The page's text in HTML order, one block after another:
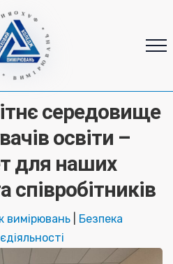
* ВИМІРЮВАНЬ
середовище
освіти –
для наших
співробітників
вимірювань| Безпека